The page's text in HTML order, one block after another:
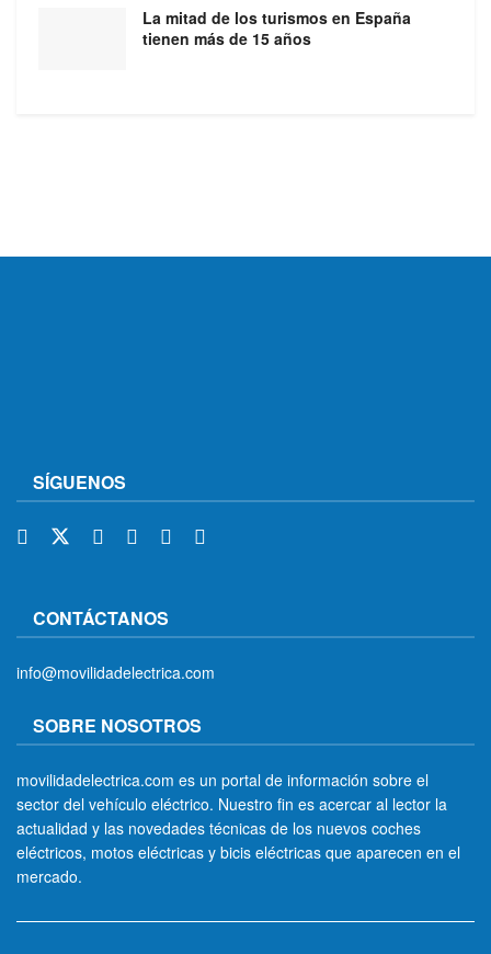
La mitad de los turismos en España
tienen más de 15 años
SÍGUENOS
CONTÁCTANOS
info@movilidadelectrica.com
SOBRE NOSOTROS
movilidadelectrica.com es un portal de información sobre el
sector del vehículo eléctrico. Nuestro fin es acercar al lector la
actualidad y las novedades técnicas de los nuevos coches
eléctricos, motos eléctricas y bicis eléctricas que aparecen en el
mercado.